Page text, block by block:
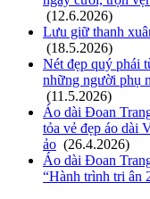
(12.6.2026)
Lưu giữ thanh
(18.5.2026)
Nét đẹp quý phái
những người phụ
(11.5.2026)
Áo dài Đoan
tỏa vẻ đẹp áo dài
ảo (26.4.2026)
Áo dài Đoan
“Hành trình tri ân